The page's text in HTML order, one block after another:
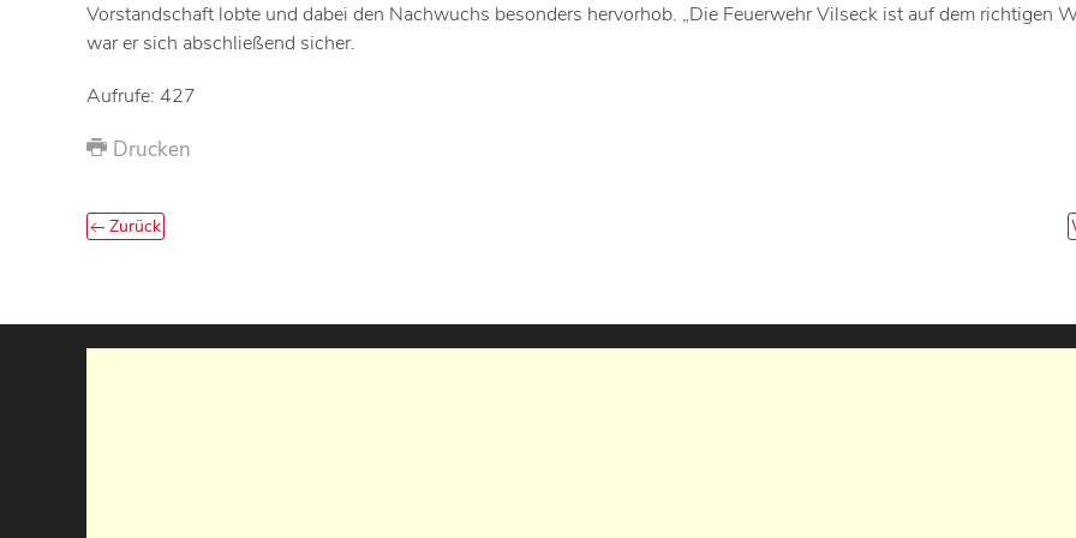
Vorstandschaft lobte und dabei den Nachwuchs besonders hervorhob. „Die Feuerwehr Vilseck ist auf dem richtigen
war er sich abschließend sicher.
Aufrufe: 427
Drucken
Zurück